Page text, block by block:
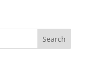
Search